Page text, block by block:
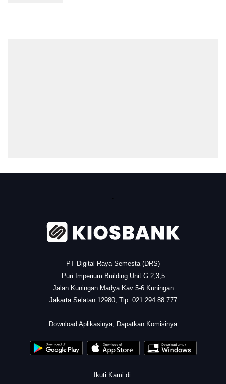
PT Digital Raya Semesta (DRS)
Puri Imperium Building Unit G 2,3,5
Jalan Kuningan Madya Kav 5-6 Kuningan
Jakarta Selatan 12980, Tlp. 021 294 88 777
Download Aplikasinya, Dapatkan Komisinya
Ikuti Kami di: